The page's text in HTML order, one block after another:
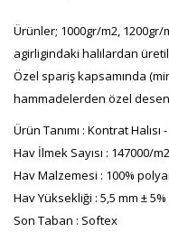
Ürünler; 1000gr/m2, 1200gr/
agirligindaki halılardan
Özel spariş kapsamında
hammadelerden özel
Ürün Tanımı : Kontrat
Hav İlmek Sayısı : 147000/m2
Hav Malzemesi : 100%
Hav Yüksekliği : 5,5 mm ± 5%
Son Taban : Softex